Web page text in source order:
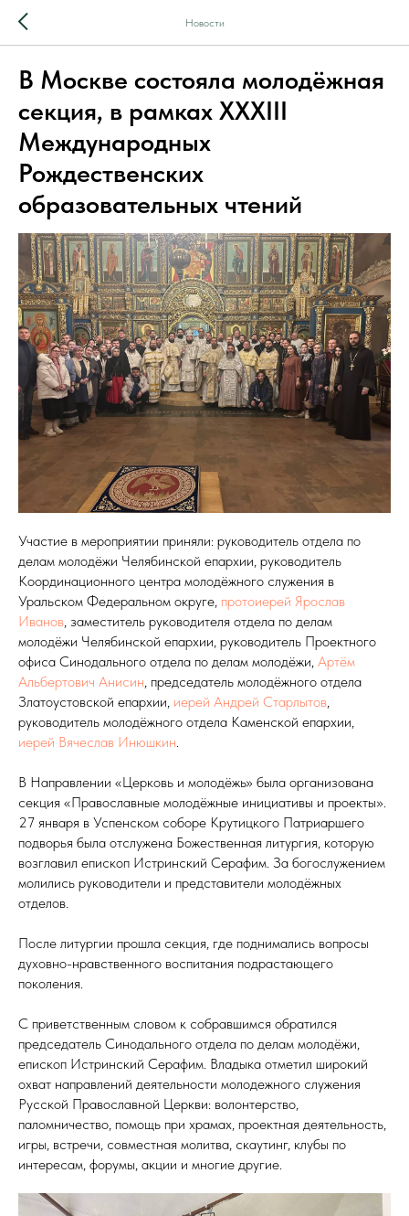
Новости
В Москве состояла молодёжная
секция, в рамках XXXIII
Международных
Рождественских
образовательных чтений
Участие в мероприятии приняли: руководитель отдела по
делам молодёжи Челябинской епархии, руководитель
Координационного центра молодёжного служения в
Уральском Федеральном округе, протоиерей Ярослав
Иванов, заместитель руководителя отдела по делам
молодёжи Челябинской епархии, руководитель Проектного
офиса Синодального отдела по делам молодёжи, Артём
Альбертович Анисин, председатель молодёжного отдела
Златоустовской епархии, иерей Андрей Старлытов,
руководитель молодёжного отдела Каменской епархии,
иерей Вячеслав Инюшкин.
В Направлении «Церковь и молодёжь» была организована
секция «Православные молодёжные инициативы и проекты».
27 января в Успенском соборе Крутицкого Патриаршего
подворья была отслужена Божественная литургия, которую
возглавил епископ Истринский Серафим. За богослужением
молились руководители и представители молодёжных
отделов.
После литургии прошла секция, где поднимались вопросы
духовно-нравственного воспитания подрастающего
поколения.
С приветственным словом к собравшимся обратился
председатель Синодального отдела по делам молодёжи,
епископ Истринский Серафим. Владыка отметил широкий
охват направлений деятельности молодежного служения
Русской Православной Церкви: волонтерство,
паломничество, помощь при храмах, проектная деятельность,
игры, встречи, совместная молитва, скаутинг, клубы по
интересам, форумы, акции и многие другие.